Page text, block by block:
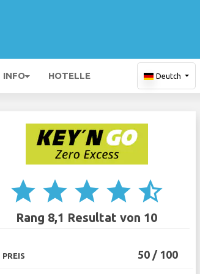
INFO HOTELLE Deutch
star star star star star_half
Rang 8,1 Resultat von 10
PREIS 50 / 100